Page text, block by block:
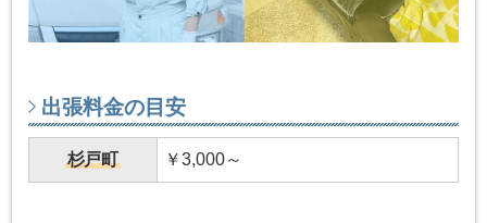
出張料金の目安
杉戸町 ￥3,000～